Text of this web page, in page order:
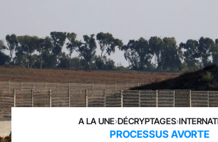
A LA UNE›DÉCRYPTAGES›
PROCESSUS AVORTE